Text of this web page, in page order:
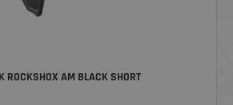
ROCKSHOX AM BLACK SHORT